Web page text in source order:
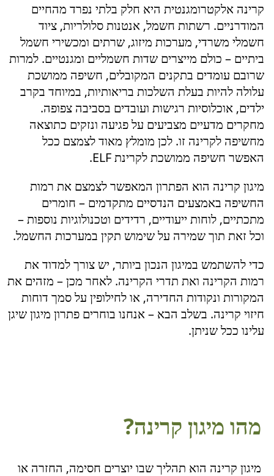
קרינה אלקטרומגנטית היא חלק בלתי נפרד מהחיים
המודרניים. רשתות חשמל, אנטנות סלולריות, ציוד
חשמלי משרדי, מערכות מיזוג, שרתים ומכשירי חשמל
ביתיים – כולם מייצרים שדות חשמליים ומגנטיים. למרות
שרובם עומדים בתקנים המקובלים, חשיפה ממושכת
עלולה להיות בעלת השלכות בריאותיות, במיוחד בקרב
ילדים, אוכלוסיות רגישות ועובדים בסביבה צפופה.
מחקרים מדעיים מצביעים על פגיעה ונזקים כתוצאה
מחשיפה לקרינה זו. לכן מומלץ מאוד לצמצם ככל
האפשר חשיפה ממושכת לקרינת ELF.
מיגון קרינה הוא הפתרון המאפשר לצמצם את רמות
החשיפה באמצעים הנדסיים מתקדמים – חומרים
מתכתיים, לוחות ייעודיים, רדידים וטכנולוגיות נוספות –
וכל זאת תוך שמירה על שימוש תקין במערכות החשמל.
כדי להשתמש במיגון הנכון ביותר, יש צורך למדוד את
רמות הקרינה ואת תדרי הקרינה. לאחר מכן – מזהים את
המקורות ונקודות החדירה, או לחילופין על סמך דוחות
חיזוי קרינה. בשלב הבא – אנחנו בוחרים פתרון מיגון שיגן
עלינו ככל שניתן.
מהו מיגון קרינה?
מיגון קרינה הוא תהליך שבו יוצרים חסימה, החזרה או